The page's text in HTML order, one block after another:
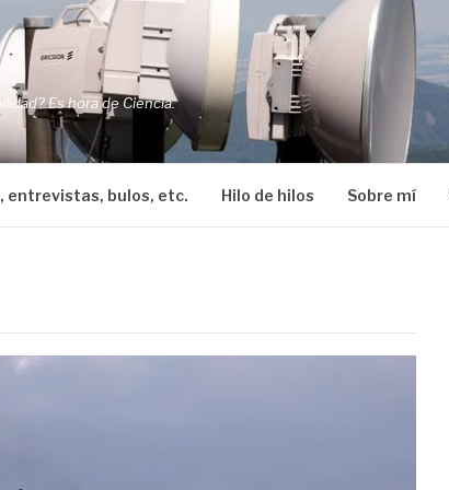
Es hora de Ciencia.
entrevistas, bulos, etc. Hilo de hilos Sobre mí